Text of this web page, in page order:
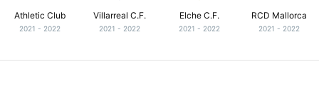
Athletic Club
2021 - 2022
Villarreal C.F.
2021 - 2022
Elche C.F.
2021 - 2022
RCD Mallorca
2021 - 2022